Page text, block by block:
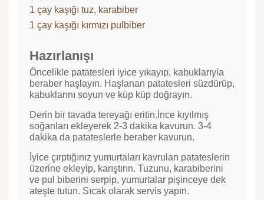
1 çay kaşığı tuz, karabiber
1 çay kaşığı kırmızı pulbiber
Hazırlanışı
Öncelikle patatesleri iyice yıkayıp, kabuklarıyla
beraber haşlayın. Haşlanan patatesleri süzdürüp,
kabuklarını soyun ve küp küp doğrayın.
Derin bir tavada tereyağı eritin.İnce kıyılmış
soğanları ekleyerek 2-3 dakika kavurun. 3-4
dakika da patateslerle beraber kavurun.
İyice çırptığınız yumurtaları kavrulan patateslerin
üzerine ekleyip, karıştırın. Tuzunu, karabiberini
ve pul biberini serpip, yumurtalar pişinceye dek
ateşte tutun. Sıcak olarak servis yapın.